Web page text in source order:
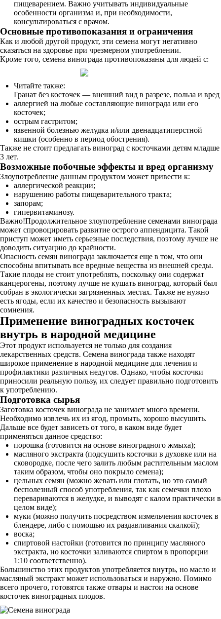
пищеварением. Важно учитывать индивидуальные
особенности организма и, при необходимости,
консультироваться с врачом.
Основные противопоказания и ограничения
Как и любой другой продукт, эти семена могут негативно
сказаться на здоровье при чрезмерном употреблении.
Кроме того, семена винограда противопоказаны для людей с:
Читайте также:
Гранат без косточек — внешний вид в разрезе, польза и вред
аллергией на любые составляющие винограда или его
косточек;
острым гастритом;
язвенной болезнью желудка и/или двенадцатиперстной
кишки (особенно в период обострения).
Также не стоит предлагать виноград с косточками детям младше
3 лет.
Возможные побочные эффекты и вред организму
Злоупотребление данным продуктом может привести к:
аллергической реакции;
нарушению работы пищеварительного тракта;
запорам;
гипервитаминозу.
Важно!Продолжительное злоупотребление семенами винограда
может спровоцировать развитие острого аппендицита. Такой
приступ может иметь серьезные последствия, поэтому лучше не
доводить ситуацию до крайности.
Опасность семян винограда заключается еще в том, что они
способны впитывать все вредные вещества из внешней среды.
Такие плоды не стоит употреблять, поскольку они содержат
канцерогены, поэтому лучше не кушать виноград, который был
собран в экологически загрязненных местах. Также не нужно
есть ягоды, если их качество и безопасность вызывают
сомнения.
Применение виноградных косточек
внутрь в народной медицине
Этот продукт используется не только для создания
лекарственных средств. Семена винограда также находят
широкое применение в народной медицине для лечения и
профилактики различных недугов. Однако, чтобы косточки
приносили реальную пользу, их следует правильно подготовить
к употреблению.
Подготовка сырья
Заготовка косточек винограда не занимает много времени.
Необходимо извлечь их из ягод, промыть, хорошо высушить.
Дальше все будет зависеть от того, в каком виде будет
применяться данное средство:
порошка (готовится на основе виноградного жмыха);
масляного экстракта (подсушить косточки в духовке или на
сковородке, после чего залить любым растительным маслом
таким образом, чтобы оно покрыло семена);
цельных семян (можно жевать или глотать, но это самый
бесполезный способ употребления, так как семечки плохо
перевариваются в желудке, и выводят с калом практически в
целом виде);
муки (можно получить посредством измельчения косточек в
блендере, либо с помощью их раздавливания скалкой);
воска;
спиртовой настойки (готовится по принципу масляного
экстракта, но косточки заливаются спиртом в пропорции
1:10 соответственно).
Большинство этих продуктов употребляется внутрь, но масло и
масляный экстракт может использоваться и наружно. Помимо
всего прочего, готовятся также отвары и настои на основе
косточек виноградных плодов.